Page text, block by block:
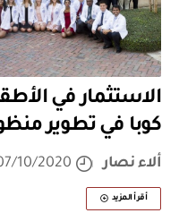
الاستثمار في
كوبا في تطوير
ألاء نصار 07/10/2020
أقرأ المزيد